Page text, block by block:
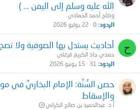
الله عليه وسلم إلى اليمن ... )
وضاح أحمد الحمادي
الردود 0 22 يوليو 2026
ح أحاديث يستدل بها الصوفية ولا تصح
حمدي جاد الكريم فرغلي
الردود 31 15 يونيو 2026
حصن السُّنَّة: الإمام البخاريُّ في
والإسقاط
أ.د. عبدالحميد بن صالح الكراني